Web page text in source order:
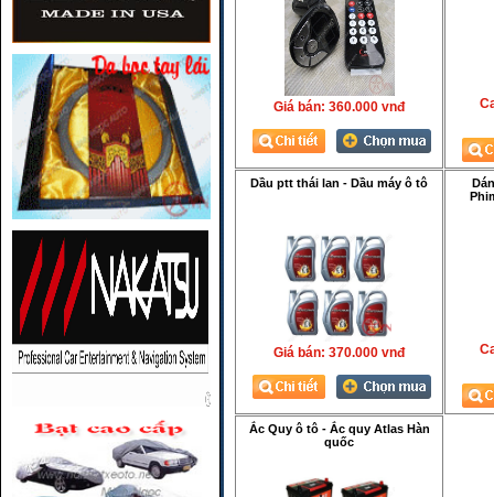
Giá bán: 360.000 vnđ
Dầu ptt thái lan - Dầu máy ô tô
Giá bán: 370.000 vnđ
Ắc Quy ô tô - Ắc quy Atlas Hàn
quốc